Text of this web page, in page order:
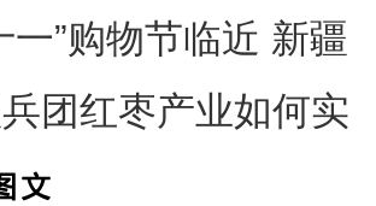
苹果”如何成为乡村
一”购物节临近 新疆
妆如何“出圈”？
团红枣产业如何实
量发展？